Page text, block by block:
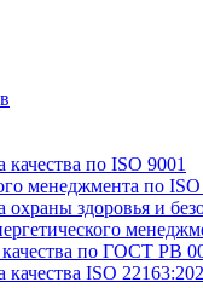
по ISO 9001
менеджмента по ISO
здоровья и
по ГОСТ РВ
ISO